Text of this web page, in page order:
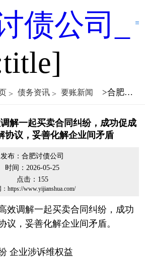
债务资讯 要账新闻 >合肥收账公司高效调解一起买卖合同纠纷，成功促成双方达成调解协议，妥善化解企业间矛盾
解一起买卖合同纠纷，成功促成
协议，妥善化解企业间矛盾
发布：合肥讨债公司
时间：2026-05-25
点击： 155
https://www.yijianshua.com/
效调解一起买卖合同纠纷，成功
议，妥善化解企业间矛盾。
企业涉诉维权益